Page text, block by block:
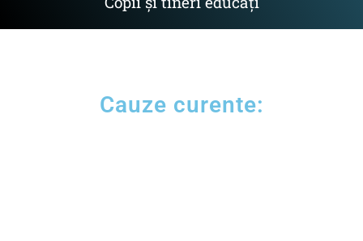
Cauze curente: